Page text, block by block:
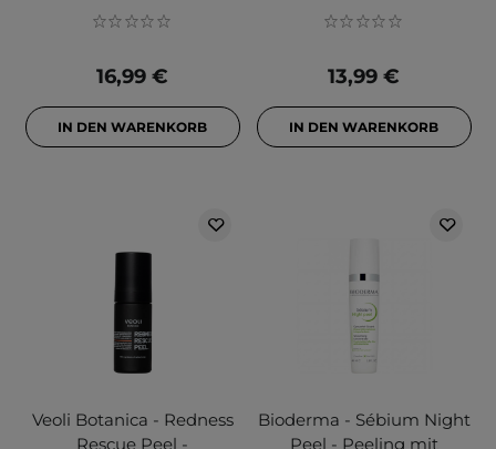
16,99 €
IN DEN WARENKORB
13,99 €
IN DEN WARENKORB
Veoli Botanica - Redness
Rescue Peel -
Bioderma - Sébium Night
Peel - Peeling mit